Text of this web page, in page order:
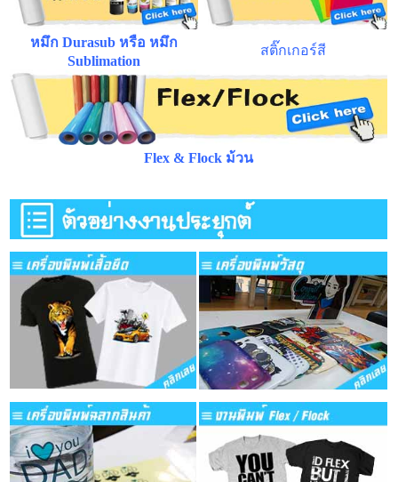
หมึก Durasub หรือ หมึก
Sublimation
สติ๊กเกอร์สี
Flex & Flock ม้วน